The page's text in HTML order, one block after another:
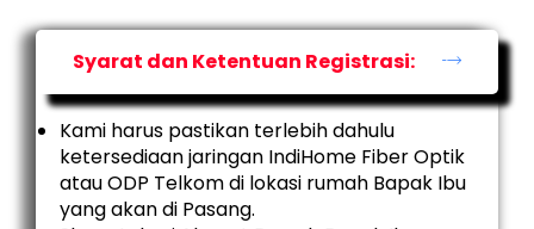
Syarat dan Ketentuan Registrasi:
Kami harus pastikan terlebih dahulu
ketersediaan jaringan IndiHome Fiber Optik
atau ODP Telkom di lokasi rumah Bapak Ibu
yang akan di Pasang.